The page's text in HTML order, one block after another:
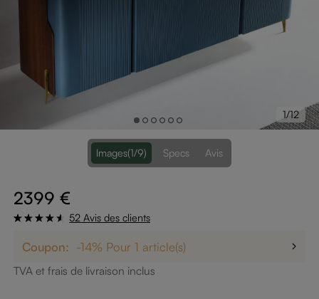
1/12
lmages(1/9) Specs Avis
2399 €
52 Avis des clients
Coupon: -14% Pour 1 article(s)
TVA et frais de livraison inclus